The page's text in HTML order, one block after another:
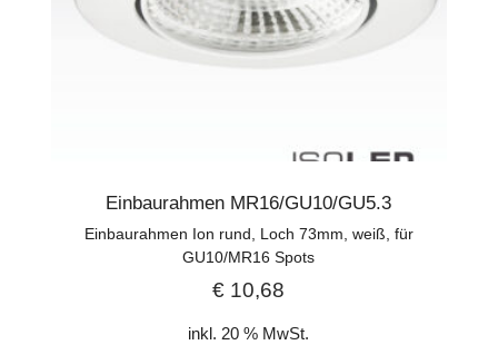
Einbaurahmen MR16/GU10/GU5.3
Einbaurahmen Ion rund, Loch 73mm, weiß, für
GU10/MR16 Spots
€ 10,68
inkl. 20 % MwSt.